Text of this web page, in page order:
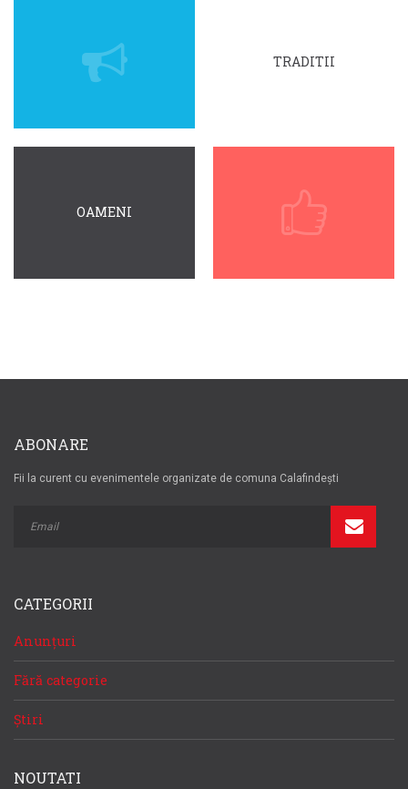
TRADITII
OAMENI
ABONARE
Fii la curent cu evenimentele organizate de comuna Calafindești
CATEGORII
Anunțuri
Fără categorie
Știri
NOUTATI